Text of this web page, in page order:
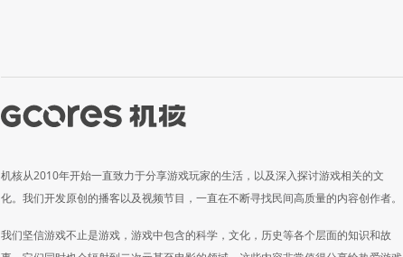
机核从2010年开始一直致力于分享游戏玩家的生活，以及深入探讨游戏相关的文
化。我们开发原创的播客以及视频节目，一直在不断寻找民间高质量的内容创作者。
我们坚信游戏不止是游戏，游戏中包含的科学，文化，历史等各个层面的知识和故